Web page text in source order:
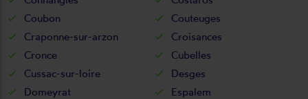
Coubon
Couteuges
Craponne-sur-arzon
Croisances
Cronce
Cubelles
Cussac-sur-loire
Desges
Domeyrat
Espalem